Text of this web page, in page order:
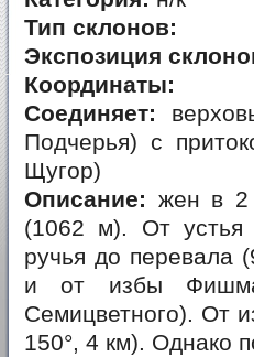
Тип склонов:
Экспозиция
Координаты:
Соединяет:
Подчерья) с
Щугор)
Описание: жен в 2
(1062 м). От устья
ручья до перевала
и от избы
Семицветного). От
150°, 4 км). Однако